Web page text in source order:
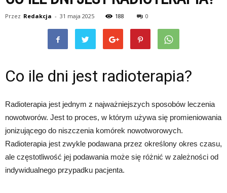
Przez Redakcja - 31 maja 2025 188 0
Co ile dni jest radioterapia?
Radioterapia jest jednym z najważniejszych sposobów leczenia
nowotworów. Jest to proces, w którym używa się promieniowania
jonizującego do niszczenia komórek nowotworowych.
Radioterapia jest zwykle podawana przez określony okres czasu,
ale częstotliwość jej podawania może się różnić w zależności od
indywidualnego przypadku pacjenta.